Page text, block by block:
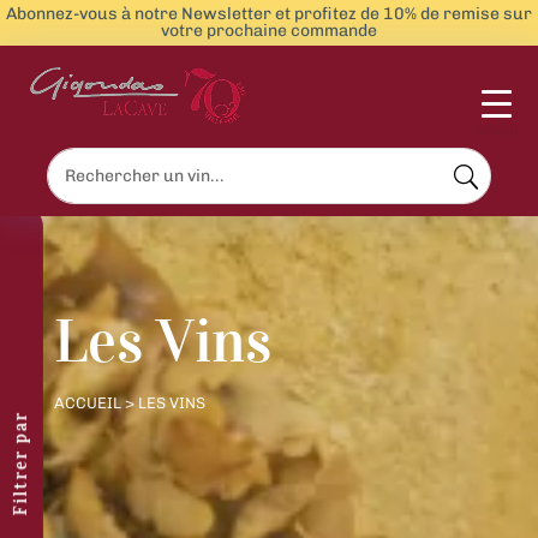
Abonnez-vous à notre Newsletter et profitez de 10% de remise sur
votre prochaine commande
Les Vins
ACCUEIL> LES VINS
Filtrer par